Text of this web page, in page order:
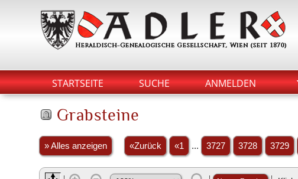
STARTSEITE SUCHE ANMELDEN
Grabsteine
» Alles anzeigen «Zurück «1 ... 3727 3728 3729